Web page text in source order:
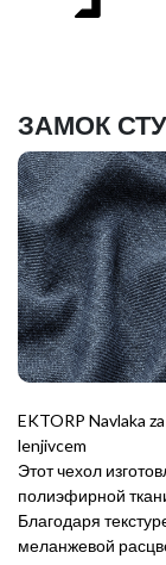
ЗАМОК
EKTORP Navlaka
lenjivcem
Этот чехол
полиэфирной
Благодаря
меланжевой